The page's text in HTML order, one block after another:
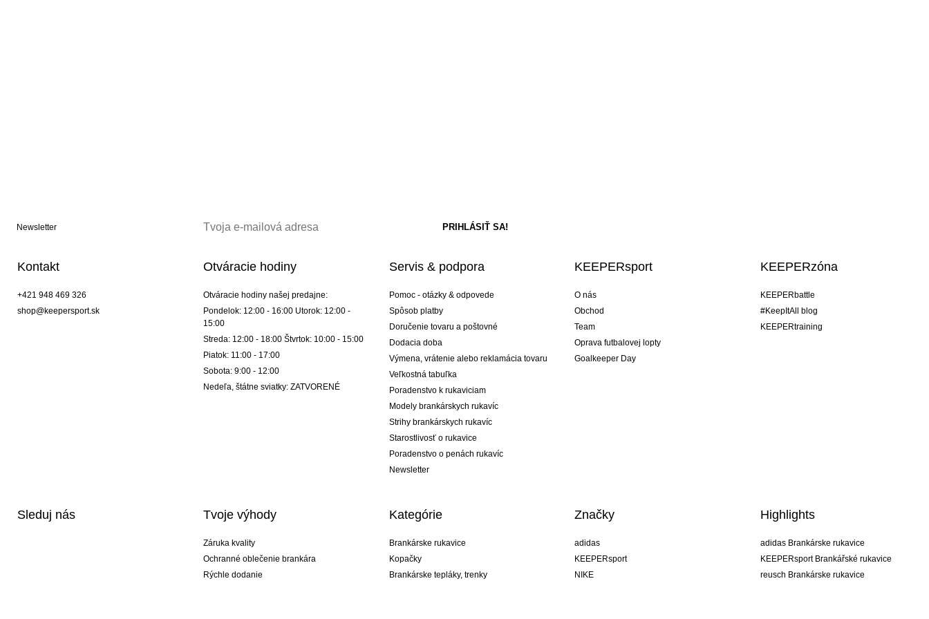
Newsletter
Kontakt
+421 948 469 326
shop@keepersport.sk
Otváracie hodiny
Otváracie hodiny našej predajne:
Pondelok: 12:00 - 16:00 Utorok: 12:00 -
15:00
Streda: 12:00 - 18:00 Štvrtok: 10:00 - 15:00
Piatok: 11:00 - 17:00
Sobota: 9:00 - 12:00
Nedeľa, štátne sviatky: ZATVORENÉ
Servis & podpora
Pomoc - otázky & odpovede
Spôsob platby
Doručenie tovaru a poštovné
Dodacia doba
Výmena, vrátenie alebo reklamácia tovaru
Veľkostná tabuľka
Poradenstvo k rukaviciam
Modely brankárskych rukavíc
Strihy brankárskych rukavíc
Starostlivosť o rukavice
Poradenstvo o penách rukavíc
Newsletter
KEEPERsport
O nás
Obchod
Team
Oprava futbalovej lopty
Goalkeeper Day
KEEPERzóna
KEEPERbattle
#KeepItAll blog
KEEPERtraining
Sleduj nás Tvoje výhody
Záruka kvality
Ochranné oblečenie brankára
Rýchle dodanie
Kategórie
Brankárske rukavice
Kopačky
Brankárske tepláky, trenky
Značky
adidas
KEEPERsport
NIKE
Highlights
adidas Brankárske rukavice
KEEPERsport Brankářské rukavice
reusch Brankárske rukavice